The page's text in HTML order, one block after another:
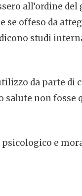
all’ordine
se offeso da
studi
da parte di
salute non
e